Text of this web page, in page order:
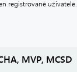
registrované uživatelé.
MVP, MCSD